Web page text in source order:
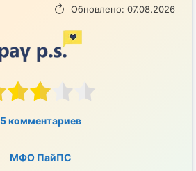
Обновлено: 07.08.2026
5 комментариев
МФО ПайПС